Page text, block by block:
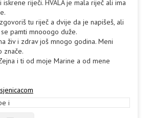
riječi. HVALA je mala riječ ali ima
tu riječ a dvije da je napišeš, ali
pamti mnooogo duže.
živ i zdrav još mnogo godina. Meni
znače.
i ti od moje Marine a od mene